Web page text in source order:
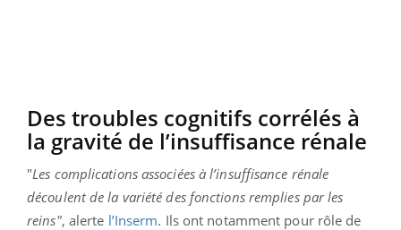
Des troubles cognitifs corrélés à
la gravité de l’insuffisance rénale
"Les complications associées à l’insuffisance rénale
découlent de la variété des fonctions remplies par les
reins", alerte l’Inserm. Ils ont notamment pour rôle de